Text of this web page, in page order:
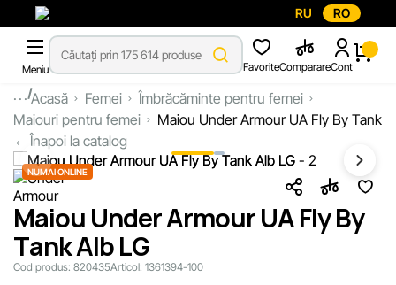
RU RO
Meniu FavoriteComparareCont
...Acasă Femei
Îmbrăcăminte pentru femei
Maiouri pentru femei
Maiou Under Armour UA Fly By Tank
Înapoi la catalog
NUMAI ONLINE
Maiou Under Armour UA Fly By
Tank Alb LG
Cod produs: 820435Articol: 1361394-100